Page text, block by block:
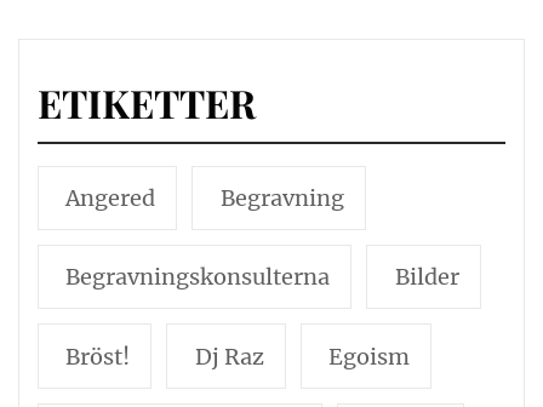
ETIKETTER
Angered Begravning
Begravningskonsulterna Bilder
Bröst! Dj Raz Egoism